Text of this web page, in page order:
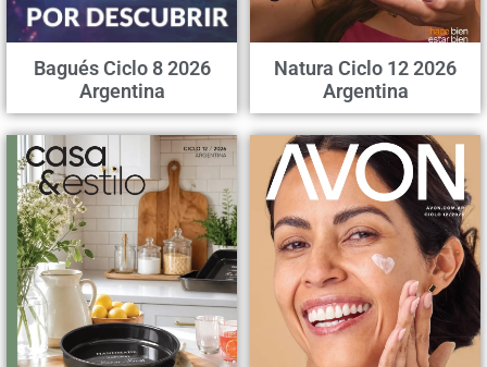
Bagués Ciclo 8 2026
Argentina
Natura Ciclo 12 2026
Argentina